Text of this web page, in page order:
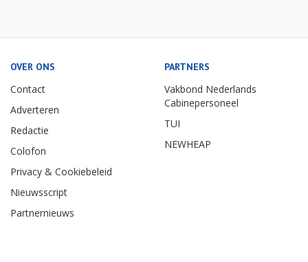
OVER ONS
Contact
Adverteren
Redactie
Colofon
Privacy & Cookiebeleid
Nieuwsscript
Partnernieuws
PARTNERS
Vakbond Nederlands
Cabinepersoneel
TUI
NEWHEAP